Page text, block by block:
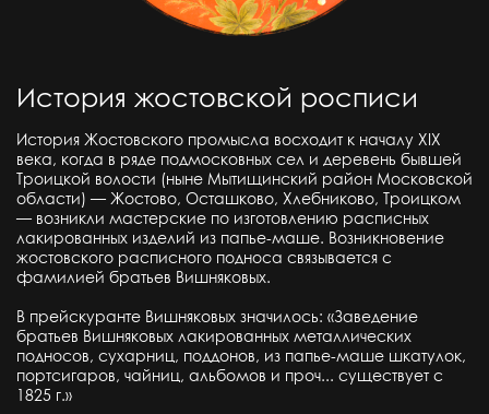
История жостовской росписи
История Жостовского промысла восходит к началу ХIХ
века, когда в ряде подмосковных сел и деревень бывшей
Троицкой волости (ныне Мытищинский район Московской
области) — Жостово, Осташково, Хлебниково, Троицком
— возникли мастерские по изготовлению расписных
лакированных изделий из папье-маше. Возникновение
жостовского расписного подноса связывается с
фамилией братьев Вишняковых.
В прейскуранте Вишняковых значилось: «Заведение
братьев Вишняковых лакированных металлических
подносов, сухарниц, поддонов, из папье-маше шкатулок,
портсигаров, чайниц, альбомов и проч... существует с
1825 г.»